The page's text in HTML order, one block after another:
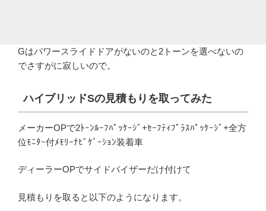
Gはパワースライドドアがないのと2トーンを選べないの
でさすがに寂しいので。
ハイブリッドSの見積もりを取ってみた
メーカーOPで2ﾄｰﾝﾙｰﾌﾊﾟｯｹｰｼﾞ+ｾｰﾌﾃｨﾌﾟﾗｽﾊﾟｯｹｰｼﾞ+全方
位ﾓﾆﾀｰ付ﾒﾓﾘｰﾅﾋﾞｹﾞｰｼｮﾝ装着車
ディーラーOPでサイドバイザーだけ付けて
見積もりを取ると以下のようになります。